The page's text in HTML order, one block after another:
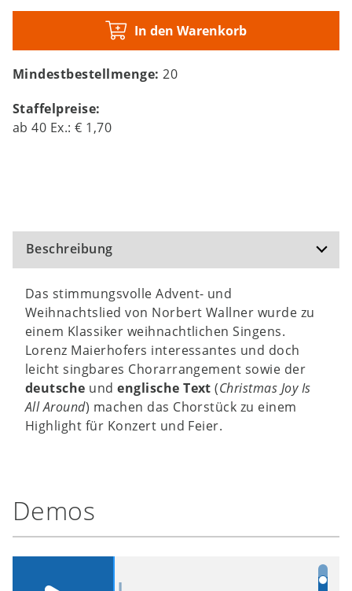
In den Warenkorb
Mindestbestellmenge:20
Staffelpreise:
ab40 Ex.:€ 1,70
Beschreibung
Das stimmungsvolle Advent- und
Weihnachtslied von Norbert Wallner wurde zu
einem Klassiker weihnachtlichen Singens.
Lorenz Maierhofers interessantes und doch
leicht singbares Chorarrangement sowie der
deutsche undenglische Text (Christmas Joy Is
All Around) machen das Chorstück zu einem
Highlight für Konzert und Feier.
Demos